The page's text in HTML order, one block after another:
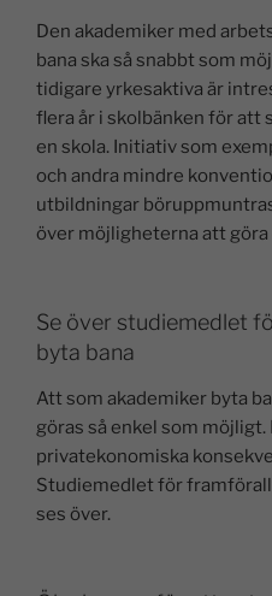
Den akademiker med
bana ska så snabbt som
tidigare yrkesaktiva är
flera år i skolbänken för att
en skola. Initiativ som
och andra mindre
utbildningar
över möjligheterna att
Se över studiemedlet
byta bana
Att som akademiker byta
göras så enkel som
privatekonomiska
Studiemedlet för
ses över.